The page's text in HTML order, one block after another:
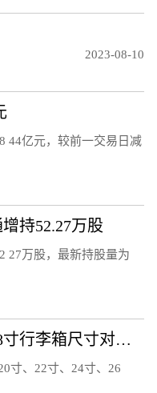
2023-08-10
44亿元，较前一交易日减
持52.27万股
27万股，最新持股量为
行李箱28寸是多少厘米（28寸行李箱尺寸对照表）
寸、22寸、24寸、26